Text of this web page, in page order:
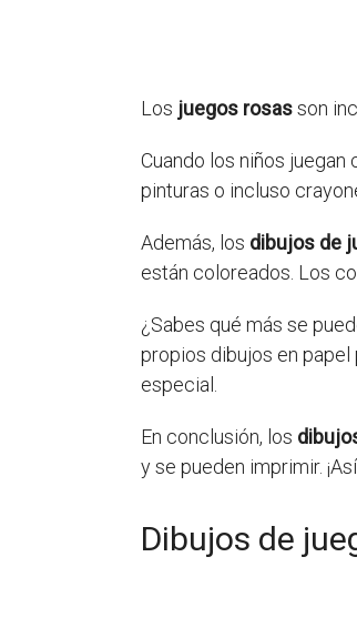
Los juegos rosasson
Cuando los niños juegan
pinturas o incluso
Además, los dibujos de
están coloreados. Los
¿Sabes qué más se
propios dibujos en papel
especial.
En conclusión, los
y se pueden imprimir.
Dibujos de